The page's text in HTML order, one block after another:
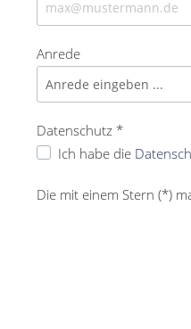
Anrede
Datenschutz *
Ich habe die
Die mit einem Stern (*)